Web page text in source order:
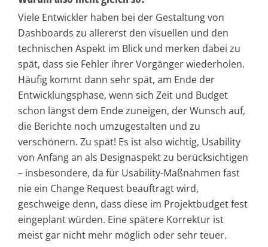
Viele Entwickler haben bei der Gestaltung von
Dashboards zu allererst den visuellen und den
technischen Aspekt im Blick und merken dabei zu
spät, dass sie Fehler ihrer Vorgänger wiederholen.
Häufig kommt dann sehr spät, am Ende der
Entwicklungsphase, wenn sich Zeit und Budget
schon längst dem Ende zuneigen, der Wunsch auf,
die Berichte noch umzugestalten und zu
verschönern. Zu spät! Es ist also wichtig, Usability
von Anfang an als Designaspekt zu berücksichtigen
– insbesondere, da für Usability-Maßnahmen fast
nie ein Change Request beauftragt wird,
geschweige denn, dass diese im Projektbudget fest
eingeplant würden. Eine spätere Korrektur ist
meist gar nicht mehr möglich oder sehr teuer.